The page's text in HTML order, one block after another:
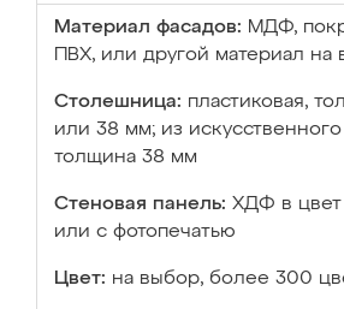
Материал фасадов: МДФ,
ПВХ, или другой материал на
Столешница: пластиковая,
или 38 мм; из
толщина 38 мм
Стеновая панель: ХДФ в
или с фотопечатью
Цвет: на выбор, более 300